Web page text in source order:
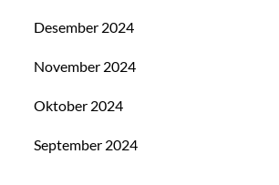
Desember 2024
November 2024
Oktober 2024
September 2024